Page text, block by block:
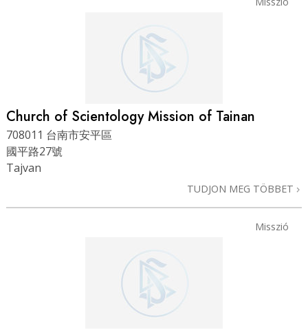
Church of Scientology Mission of Tainan
708011 台南市安平區
國平路27號
Tajvan
TUDJON MEG TÖBBET
Misszió